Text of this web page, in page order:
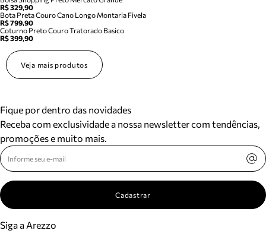
R$ 329,90
Bota Preta Couro Cano Longo Montaria Fivela
R$ 799,90
Coturno Preto Couro Tratorado Basico
R$ 399,90
Veja mais produtos
Fique por dentro das novidades
Receba com exclusividade a nossa newsletter com tendências,
promoções e muito mais.
Cadastrar
Siga a Arezzo